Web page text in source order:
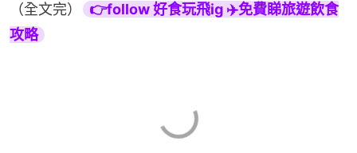
（全文完）
👉follow 好食玩飛ig ✈️免費睇旅遊飲食
攻略